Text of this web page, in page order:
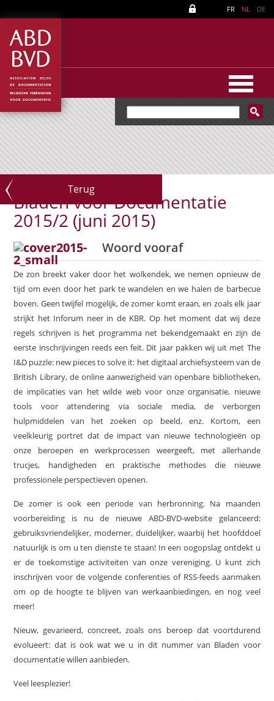
FR NL DE
Terug
Bladen voor Documentatie
2015/2 (juni 2015)
Woord vooraf
De zon breekt vaker door het wolkendek, we nemen opnieuw de
tijd om even door het park te wandelen en we halen de barbecue
boven. Geen twijfel mogelijk, de zomer komt eraan, en zoals elk jaar
strijkt het Inforum neer in de KBR. Op het moment dat wij deze
regels schrijven is het programma net bekendgemaakt en zijn de
eerste inschrijvingen reeds een feit. Dit jaar pakken wij uit met The
I&D puzzle: new pieces to solve it: het digitaal archiefsysteem van de
British Library, de online aanwezigheid van openbare bibliotheken,
de implicaties van het wilde web voor onze organisatie, nieuwe
tools voor attendering via sociale media, de verborgen
hulpmiddelen van het zoeken op beeld, enz. Kortom, een
veelkleurig portret dat de impact van nieuwe technologieën op
onze beroepen en werkprocessen weergeeft, met allerhande
trucjes, handigheden en praktische methodes die nieuwe
professionele perspectieven openen.
De zomer is ook een periode van herbronning. Na maanden
voorbereiding is nu de nieuwe ABD-BVD-website gelanceerd:
gebruiksvriendelijker, moderner, duidelijker, waarbij het hoofddoel
natuurlijk is om u ten dienste te staan! In een oogopslag ontdekt u
er de toekomstige activiteiten van onze vereniging. U kunt zich
inschrijven voor de volgende conferenties of RSS-feeds aanmaken
om op de hoogte te blijven van werkaanbiedingen, en nog veel
meer!
Nieuw, gevarieerd, concreet, zoals ons beroep dat voortdurend
evolueert: dat is ook wat we u in dit nummer van Bladen voor
documentatie willen aanbieden.
Veel leesplezier!